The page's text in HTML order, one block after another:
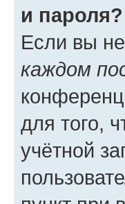
и пароля?
Если вы
каждом
для того,
учётной